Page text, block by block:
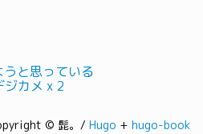
と思っている
ジカメ x 2
© 髭。/ Hugo + hugo-book